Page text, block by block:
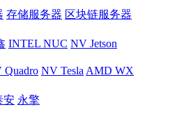
存储服务器 区块链服务器
INTEL NUC NV Jetson
Quadro NV Tesla AMD WX
安 永擎